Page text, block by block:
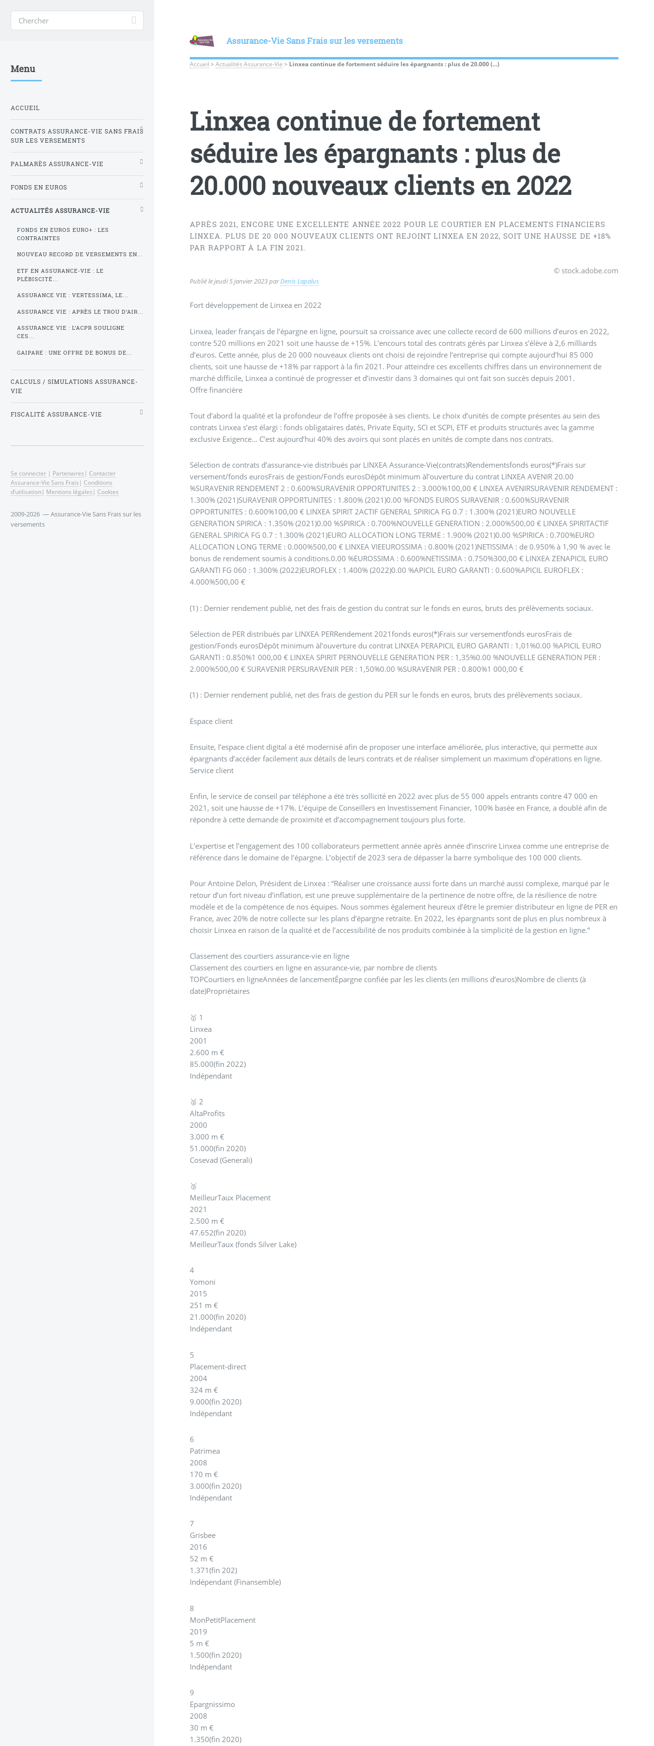
Assurance-Vie Sans Frais sur les versements
Accueil >Actualités Assurance-Vie > Linxea continue de fortement séduire les épargnants : plus de 20.000 (…)
Linxea continue de fortement
séduire les épargnants : plus de
20.000 nouveaux clients en 2022
APRÈS 2021, ENCORE UNE EXCELLENTE ANNÉE 2022 POUR LE COURTIER EN PLACEMENTS FINANCIERS
LINXEA. PLUS DE 20 000 NOUVEAUX CLIENTS ONT REJOINT LINXEA EN 2022, SOIT UNE HAUSSE DE +18%
PAR RAPPORT À LA FIN 2021.
© stock.adobe.com
Publié lejeudi 5 janvier 2023parDenis Lapalus
Fort développement de Linxea en 2022
Linxea, leader français de l’épargne en ligne, poursuit sa croissance avec une collecte record de 600 millions d’euros en 2022,
contre 520 millions en 2021 soit une hausse de +15%. L’encours total des contrats gérés par Linxea s’élève à 2,6 milliards
d’euros. Cette année, plus de 20 000 nouveaux clients ont choisi de rejoindre l’entreprise qui compte aujourd’hui 85 000
clients, soit une hausse de +18% par rapport à la fin 2021. Pour atteindre ces excellents chiffres dans un environnement de
marché difficile, Linxea a continué de progresser et d’investir dans 3 domaines qui ont fait son succès depuis 2001.
Offre financière
Tout d’abord la qualité et la profondeur de l’offre proposée à ses clients. Le choix d’unités de compte présentes au sein des
contrats Linxea s’est élargi : fonds obligataires datés, Private Equity, SCI et SCPI, ETF et produits structurés avec la gamme
exclusive Exigence… C’est aujourd’hui 40% des avoirs qui sont placés en unités de compte dans nos contrats.
Sélection de contrats d’assurance-vie distribués par LINXEA Assurance-Vie(contrats)Rendementsfonds euros(*)Frais sur
versement/fonds eurosFrais de gestion/Fonds eurosDépôt minimum àl’ouverture du contrat LINXEA AVENIR 20.00
%SURAVENIR RENDEMENT 2 : 0.600%SURAVENIR OPPORTUNITES 2 : 3.000%100,00 € LINXEA AVENIRSURAVENIR RENDEMENT :
1.300% (2021)SURAVENIR OPPORTUNITES : 1.800% (2021)0.00 %FONDS EUROS SURAVENIR : 0.600%SURAVENIR
OPPORTUNITES : 0.600%100,00 € LINXEA SPIRIT 2ACTIF GENERAL SPIRICA FG 0.7 : 1.300% (2021)EURO NOUVELLE
GENERATION SPIRICA : 1.350% (2021)0.00 %SPIRICA : 0.700%NOUVELLE GENERATION : 2.000%500,00 € LINXEA SPIRITACTIF
GENERAL SPIRICA FG 0.7 : 1.300% (2021)EURO ALLOCATION LONG TERME : 1.900% (2021)0.00 %SPIRICA : 0.700%EURO
ALLOCATION LONG TERME : 0.000%500,00 € LINXEA VIEEUROSSIMA : 0.800% (2021)NETISSIMA : de 0.950% à 1,90 % avec le
bonus de rendement soumis à conditions.0.00 %EUROSSIMA : 0.600%NETISSIMA : 0.750%300,00 € LINXEA ZENAPICIL EURO
GARANTI FG 060 : 1.300% (2022)EUROFLEX : 1.400% (2022)0.00 %APICIL EURO GARANTI : 0.600%APICIL EUROFLEX :
4.000%500,00 €
(1) : Dernier rendement publié, net des frais de gestion du contrat sur le fonds en euros, bruts des prélèvements sociaux.
Sélection de PER distribués par LINXEA PERRendement 2021fonds euros(*)Frais sur versementfonds eurosFrais de
gestion/Fonds eurosDépôt minimum àl’ouverture du contrat LINXEA PERAPICIL EURO GARANTI : 1,01%0.00 %APICIL EURO
GARANTI : 0.850%1 000,00 € LINXEA SPIRIT PERNOUVELLE GENERATION PER : 1,35%0.00 %NOUVELLE GENERATION PER :
2.000%500,00 € SURAVENIR PERSURAVENIR PER : 1,50%0.00 %SURAVENIR PER : 0.800%1 000,00 €
(1) : Dernier rendement publié, net des frais de gestion du PER sur le fonds en euros, bruts des prélèvements sociaux.
Espace client
Ensuite, l’espace client digital a été modernisé afin de proposer une interface améliorée, plus interactive, qui permette aux
épargnants d’accéder facilement aux détails de leurs contrats et de réaliser simplement un maximum d’opérations en ligne.
Service client
Enfin, le service de conseil par téléphone a été très sollicité en 2022 avec plus de 55 000 appels entrants contre 47 000 en
2021, soit une hausse de +17%. L’équipe de Conseillers en Investissement Financier, 100% basée en France, a doublé afin de
répondre à cette demande de proximité et d’accompagnement toujours plus forte.
L’expertise et l’engagement des 100 collaborateurs permettent année après année d’inscrire Linxea comme une entreprise de
référence dans le domaine de l’épargne. L’objectif de 2023 sera de dépasser la barre symbolique des 100 000 clients.
Pour Antoine Delon, Président de Linxea : “Réaliser une croissance aussi forte dans un marché aussi complexe, marqué par le
retour d’un fort niveau d’inflation, est une preuve supplémentaire de la pertinence de notre offre, de la résilience de notre
modèle et de la compétence de nos équipes. Nous sommes également heureux d’être le premier distributeur en ligne de PER en
France, avec 20% de notre collecte sur les plans d’épargne retraite. En 2022, les épargnants sont de plus en plus nombreux à
choisir Linxea en raison de la qualité et de l’accessibilité de nos produits combinée à la simplicité de la gestion en ligne.”
Classement des courtiers assurance-vie en ligne
Classement des courtiers en ligne en assurance-vie, par nombre de clients
TOPCourtiers en ligneAnnées de lancementÉpargne confiée par les les clients (en millions d’euros)Nombre de clients (à
date)Propriétaires
🥇 1
Linxea
2001
2.600 m €
85.000(fin 2022)
Indépendant
🥈 2
AltaProfits
2000
3.000 m €
51.000(fin 2020)
Cosevad (Generali)
🥉
MeilleurTaux Placement
2021
2.500 m €
47.652(fin 2020)
MeilleurTaux (fonds Silver Lake)
4
Yomoni
2015
251 m €
21.000(fin 2020)
Indépendant
5
Placement-direct
2004
324 m €
9.000(fin 2020)
Indépendant
6
Patrimea
2008
170 m €
3.000(fin 2020)
Indépendant
7
Grisbee
2016
52 m €
1.371(fin 202)
Indépendant (Finansemble)
8
MonPetitPlacement
2019
5 m €
1.500(fin 2020)
Indépendant
9
Epargnissimo
2008
30 m €
1.350(fin 2020)
Menu
ACCUEIL
CONTRATS ASSURANCE-VIE SANS FRAIS
SUR LES VERSEMENTS
PALMARÈS ASSURANCE-VIE
FONDS EN EUROS
ACTUALITÉS ASSURANCE-VIE
FONDS EN EUROS EURO+ : LES
CONTRAINTES
NOUVEAU RECORD DE VERSEMENTS EN...
ETF EN ASSURANCE-VIE : LE
PLÉBISCITÉ...
ASSURANCE VIE : VERTESSIMA, LE...
ASSURANCE VIE : APRÈS LE TROU D’AIR...
ASSURANCE VIE : L’ACPR SOULIGNE
CES...
GAIPARE : UNE OFFRE DE BONUS DE...
CALCULS / SIMULATIONS ASSURANCE-
VIE
FISCALITÉ ASSURANCE-VIE
Se connecter | Partenaires | Contacter
Assurance-Vie Sans Frais | Conditions
d’utilisation| Mentions légales | Cookies
2009-2026 — Assurance-Vie Sans Frais sur les
versements